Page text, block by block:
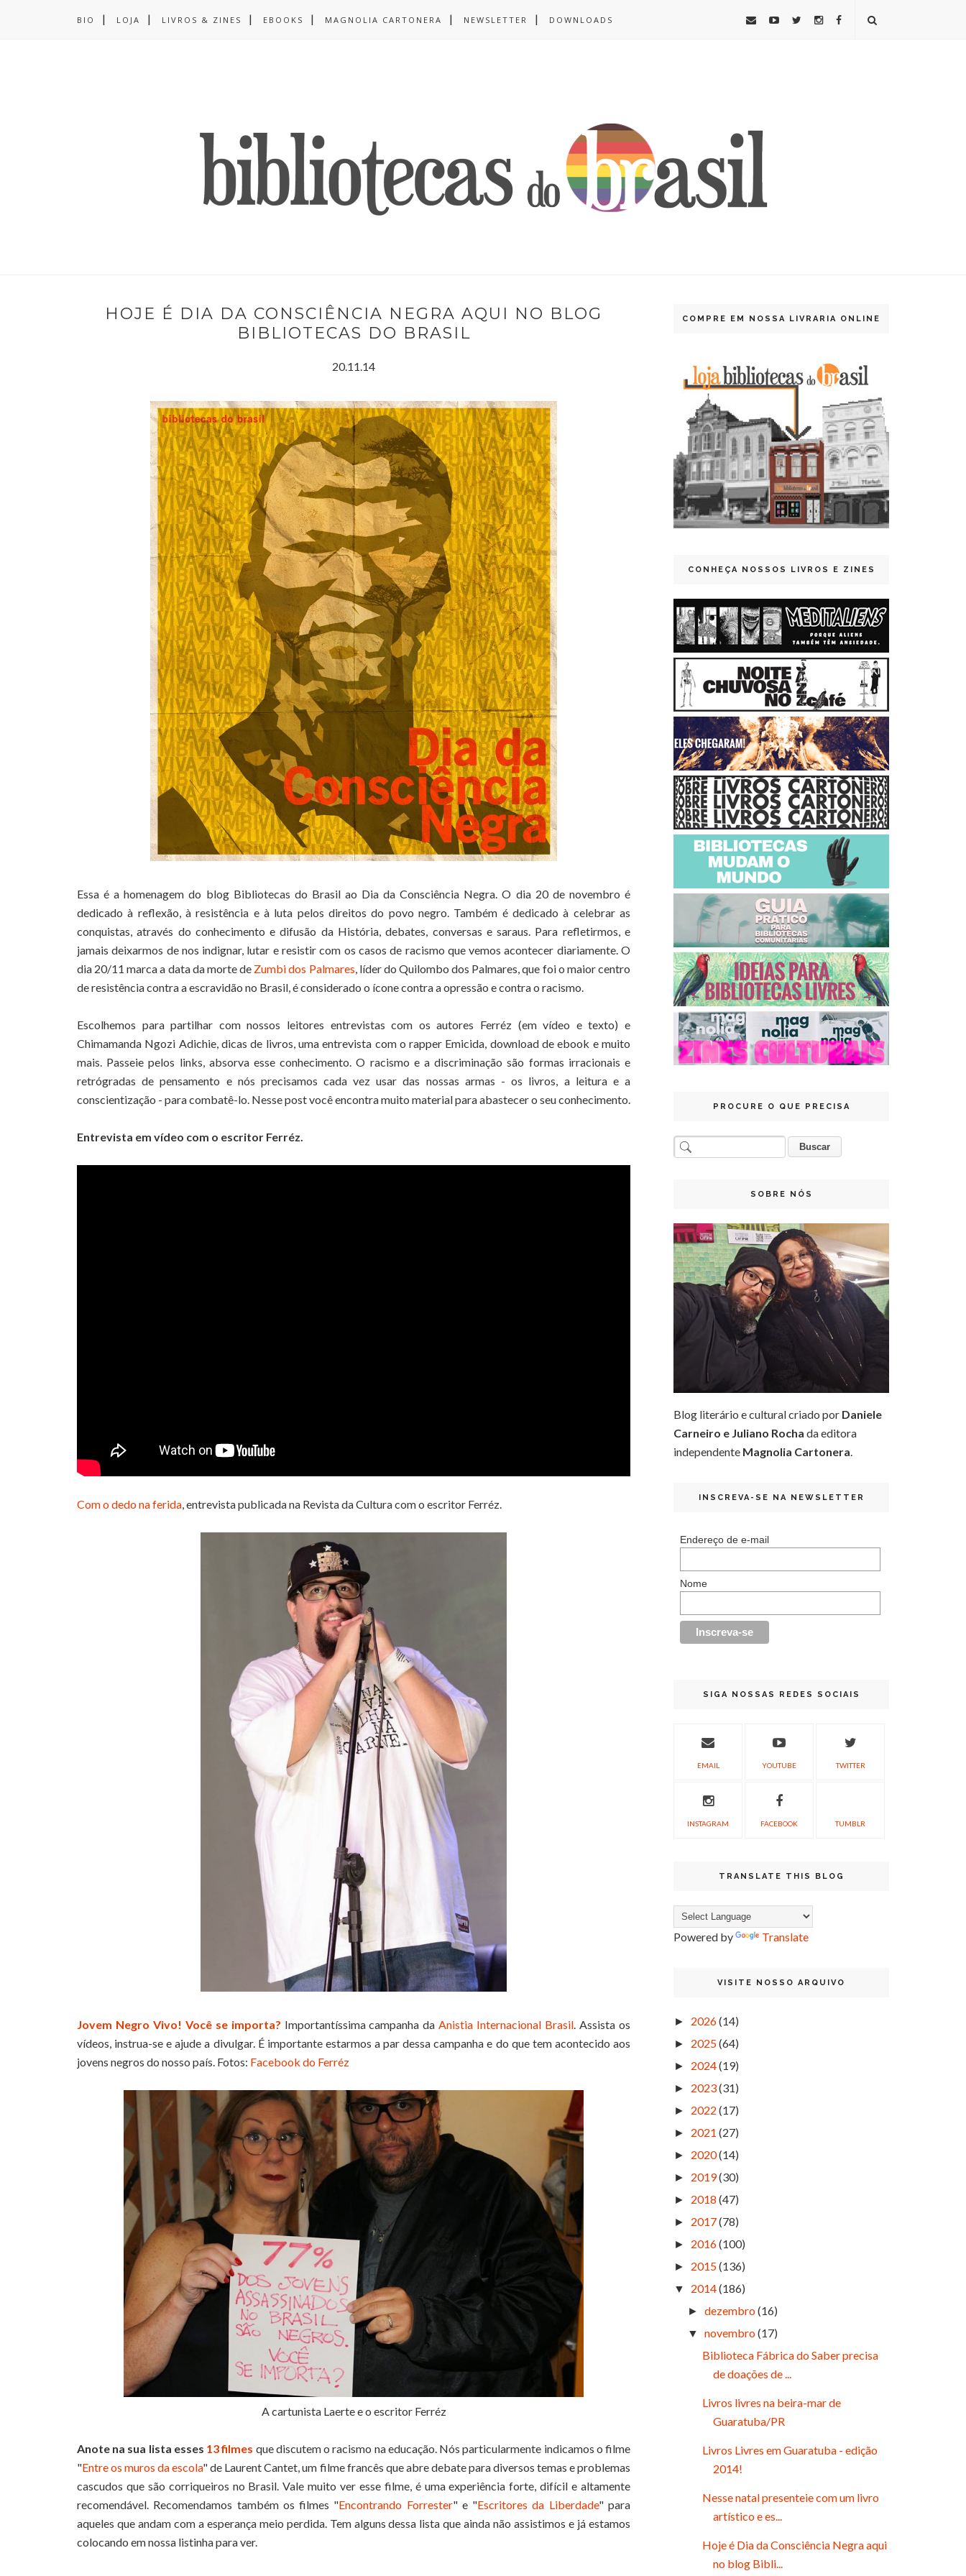
BIO LOJA LIVROS & ZINES EBOOKS MAGNOLIA CARTONERA NEWSLETTER DOWNLOADS
HOJE É DIA DA CONSCIÊNCIA NEGRA AQUI NO BLOG
BIBLIOTECAS DO BRASIL
20.11.14
Essa é a homenagem do blog Bibliotecas do Brasil ao Dia da Consciência Negra. O dia 20 de novembro é
dedicado à reflexão, à resistência e à luta pelos direitos do povo negro. Também é dedicado à celebrar as
conquistas, através do conhecimento e difusão da História, debates, conversas e saraus. Para refletirmos, e
jamais deixarmos de nos indignar, lutar e resistir com os casos de racismo que vemos acontecer diariamente. O
dia 20/11 marca a data da morte de Zumbi dos Palmares , líder do Quilombo dos Palmares, que foi o maior centro
de resistência contra a escravidão no Brasil, é considerado o ícone contra a opressão e contra o racismo.
Escolhemos para partilhar com nossos leitores entrevistas com os autores Ferréz (em vídeo e texto) e
Chimamanda Ngozi Adichie, dicas de livros, uma entrevista com o rapper Emicida, download de ebook e muito
mais. Passeie pelos links, absorva esse conhecimento. O racismo e a discriminação são formas irracionais e
retrógradas de pensamento e nós precisamos cada vez usar das nossas armas - os livros, a leitura e a
conscientização - para combatê-lo. Nesse post você encontra muito material para abastecer o seu conhecimento.
Entrevista em vídeo com o escritor Ferréz.
Com o dedo na ferida , entrevista publicada na Revista da Cultura com o escritor Ferréz.
Jovem Negro Vivo! Você se importa? Importantíssima campanha daAnistia Internacional Brasil. Assista os
vídeos, instrua-se e ajude a divulgar. É importante estarmos a par dessa campanha e do que tem acontecido aos
jovens negros do nosso país. Fotos: Facebook do Ferréz
A cartunista Laerte e o escritor Ferréz
Anote na sua lista esses 13 filmes que discutem o racismo na educação. Nós particularmente indicamos o filme
"Entre os muros da escola" de Laurent Cantet, um filme francês que abre debate para diversos temas e problemas
cascudos que são corriqueiros no Brasil. Vale muito ver esse filme, é uma experiência forte, difícil e altamente
recomendável. Recomendamos também os filmes "Encontrando Forrester" e "Escritores da Liberdade" para
aqueles que andam com a esperança meio perdida. Tem alguns dessa lista que ainda não assistimos e já estamos
colocando em nossa listinha para ver.
COMPRE EM NOSSA LIVRARIA ONLINE
CONHEÇA NOSSOS LIVROS E ZINES
PROCURE O QUE PRECISA
SOBRE NÓS
Blog literário e cultural criado por Daniele
Carneiro e Juliano Rocha da editora
independente Magnolia Cartonera.
INSCREVA-SE NA NEWSLETTER
Endereço de e-mail
Nome
SIGA NOSSAS REDES SOCIAIS
EMAIL YOUTUBE TWITTER
INSTAGRAM FACEBOOK TUMBLR
TRANSLATE THIS BLOG
Powered by Translate
VISITE NOSSO ARQUIVO
► 2026(14)
► 2025(64)
► 2024(19)
► 2023(31)
► 2022 (17)
► 2021 (27)
► 2020(14)
► 2019(30)
► 2018 (47)
► 2017(78)
► 2016(100)
► 2015(136)
▼ 2014(186)
►dezembro(16)
▼ novembro(17)
Biblioteca Fábrica do Saber precisa
de doações de ...
Livros livres na beira-mar de
Guaratuba/PR
Livros Livres em Guaratuba - edição
2014!
Nesse natal presenteie com um livro
artístico e es...
Hoje é Dia da Consciência Negra aqui
no blog Bibli...